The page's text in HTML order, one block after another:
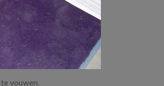
vouwen.